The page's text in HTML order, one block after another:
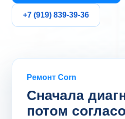
+7 (919) 839-39-36
Ремонт Corn
Сначала
потом